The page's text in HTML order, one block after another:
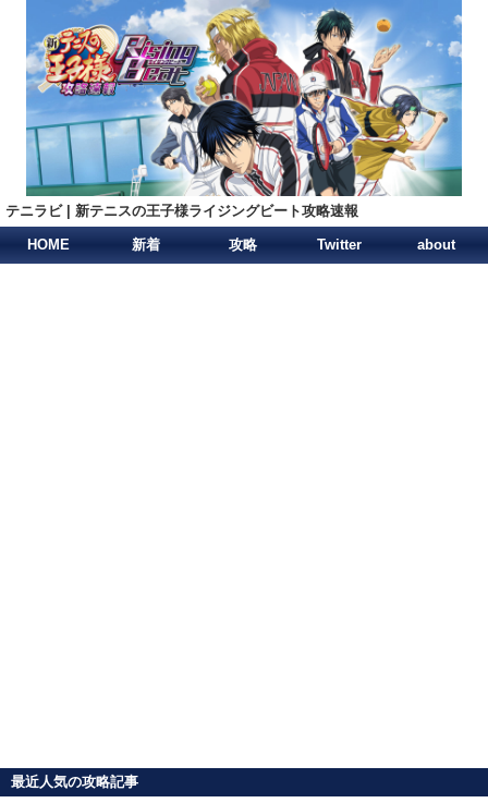
テニラビ | 新テニスの王子様ライジングビート攻略速報
HOME 新着 攻略 Twitter about
最近人気の攻略記事